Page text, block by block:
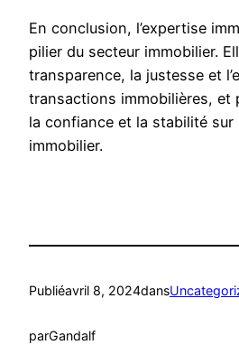
En conclusion, l’expertise
pilier du secteur immobilier.
transparence, la justesse et
transactions immobilières, et
la confiance et la stabilité sur
immobilier.
Publiéavril 8, 2024dans
parGandalf